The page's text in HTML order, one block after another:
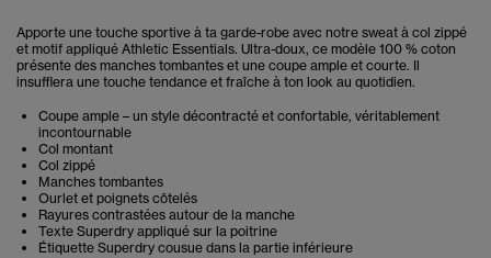
Apporte une touche sportive à ta garde-robe avec notre sweat à col zippé
et motif appliqué Athletic Essentials. Ultra-doux, ce modèle 100 % coton
présente des manches tombantes et une coupe ample et courte. Il
insufflera une touche tendance et fraîche à ton look au quotidien.
Coupe ample – un style décontracté et confortable, véritablement
incontournable
Col montant
Col zippé
Manches tombantes
Ourlet et poignets côtelés
Rayures contrastées autour de la manche
Texte Superdry appliqué sur la poitrine
Étiquette Superdry cousue dans la partie inférieure